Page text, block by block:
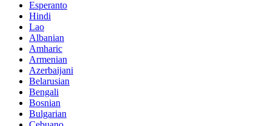
Esperanto
Hindi
Lao
Albanian
Amharic
Armenian
Azerbaijani
Belarusian
Bengali
Bosnian
Bulgarian